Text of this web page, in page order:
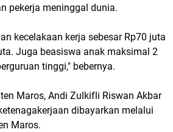
pekerja meninggal dunia.
kecelakaan kerja sebesar Rp70 juta
Juga beasiswa anak maksimal 2
tinggi," bebernya.
Maros, Andi Zulkifli Riswan Akbar
dibayarkan melalui
Maros.